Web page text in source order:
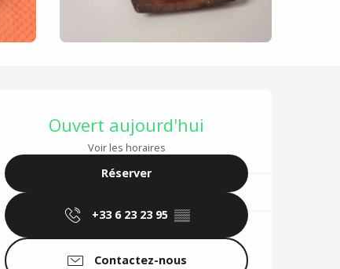
Ouverture et
Ouvert aujourd'hui
Voir les horaires
Réserver
+33 6 23 23 95 ▒▒
Contactez-nous